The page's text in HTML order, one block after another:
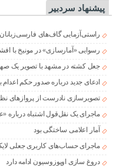
پیشنهاد سردبیر
راستی‌آزمایی گاف‌های
رسوایی «آمارسازی» در مونیخ با
جعل کشته در مشهد با تصویر یک
ادعای جدید درباره صدور حکم
تصویرسازی نادرست از پروازهای
ماجرای یک نقل‌قول اشتباه درباره
آمار اعلامی ساختگی بود
ماجرای حساب‌های کاربری جعلی
دروغ سازی اوپوزوسیون ادامه دارد